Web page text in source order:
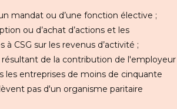
mandat ou d’une fonction élective ;
ou d’achat d’actions et les
CSG sur les revenus d’activité ;
résultant de la contribution de l'employeur
les entreprises de moins de cinquante
pas d'un organisme paritaire